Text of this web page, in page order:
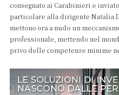
consegnato ai Carabinieri e
particolare alla dirigente Natalia
mettono ora a nudo un
professionale, mettendo nel
privo delle competenze minime